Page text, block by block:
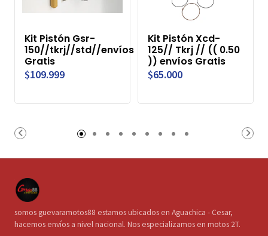
Kit Pistón Gsr-
150//tkrj//std//envíos
Gratis
$109.999
Kit Pistón Xcd-
125// Tkrj // (( 0.50
)) envíos Gratis
$65.000
somos guevaramotos88 estamos ubicados en Aguachica - Cesar,
hacemos envíos a nivel nacional. Nos especializamos en motos 2T.